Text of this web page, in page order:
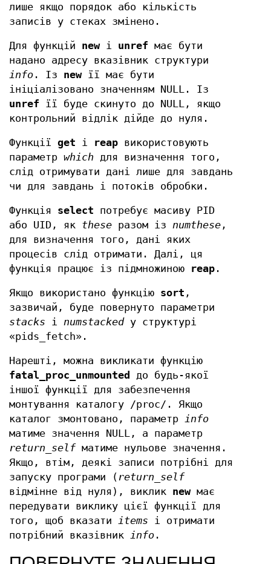
лише якщо порядок або кількість
записів у стеках змінено.
Для функцій newі unref має бути
надано адресу вказівник структури
info . Із newїї має бути
ініціалізовано значенням NULL. Із
unref її буде скинуто до NULL, якщо
контрольний відлік дійде до нуля.
Функції get і reap використовують
параметр which для визначення того,
слід отримувати дані лише для завдань
чи для завдань і потоків обробки.
Функція select потребує масиву PID
або UID, як these разом із numthese ,
для визначення того, дані яких
процесів слід отримати. Далі, ця
функція працює із підмножиною
reap .
Якщо використано функцію sort ,
зазвичай, буде повернуто параметри
stacks і numstackedу структурі
«pids_fetch».
Нарешті, можна викликати функцію
fatal_proc_unmounted
до будь-якої
іншої функції для забезпечення
монтування каталогу /proc/. Якщо
каталог змонтовано, параметр
info
матиме значення NULL, а параметр
return_selfматиме нульове значення.
Якщо, втім, деякі записи потрібні для
запуску програми ( return_self
відмінне від нуля), виклик newмає
передувати виклику цієї функції для
того, щоб вказати
items і отримати
потрібний вказівник
info .